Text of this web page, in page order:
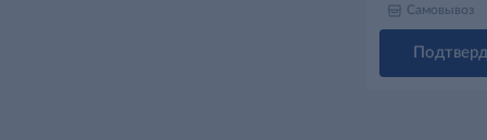
Самовывоз